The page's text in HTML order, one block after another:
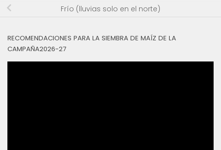
Frío (lluvias solo en el norte)
RECOMENDACIONES PARA LA SIEMBRA DE MAÍZ DE LA
CAMPAÑA2026-27